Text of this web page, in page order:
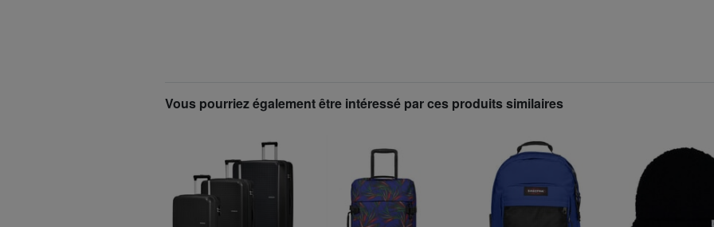
Vous pourriez également être intéressé par ces produits similaires